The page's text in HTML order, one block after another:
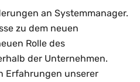
an Systemmanager.
zu dem neuen
Rolle des
der Unternehmen.
Erfahrungen unserer